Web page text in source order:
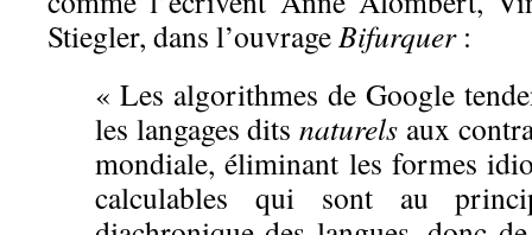
Stiegler, dans l’ouvrageBifurquer:
« Les algorithmes de Google
les langages ditsnaturels aux
mondiale, éliminant les formes
calculables qui sont au